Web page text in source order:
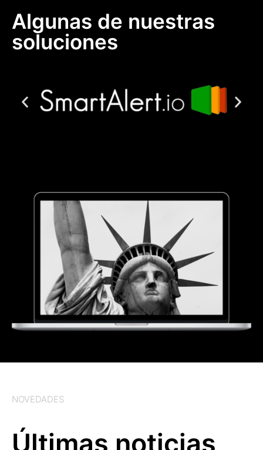
Algunas de nuestras
soluciones
NOVEDADES
Últimas noticias